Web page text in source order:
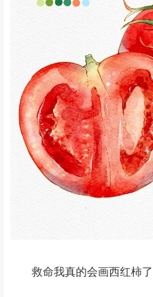
救命我真的会画西红柿